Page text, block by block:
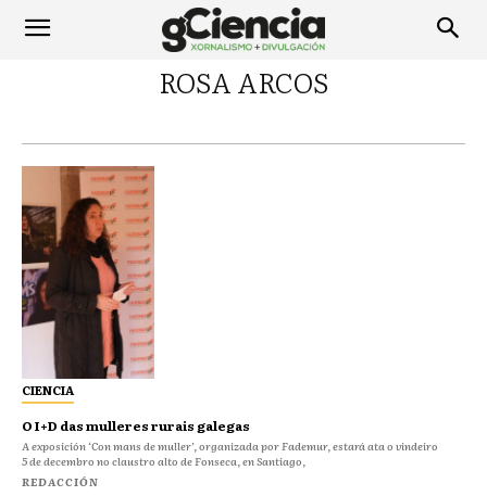
ROSA ARCOS
CIENCIA
O I+D das mulleres rurais galegas
A exposición ‘Con mans de muller’, organizada por Fademur, estará ata o vindeiro
5 de decembro no claustro alto de Fonseca, en Santiago,
REDACCIÓN